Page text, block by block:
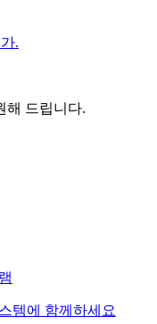
.
해 드립니다.
템에 함께하세요